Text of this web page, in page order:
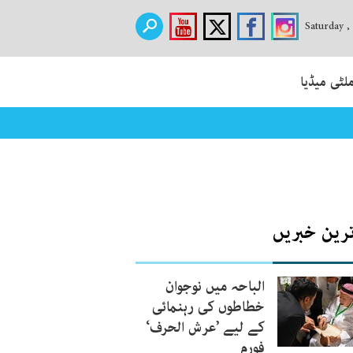
Saturday
ملٹی میڈیا
کا اعلان
خبریں
الباحہ میں نوجوان
خطاطوں کی رہنمائی
کے لیے ’عرش الحرف‘
فورم